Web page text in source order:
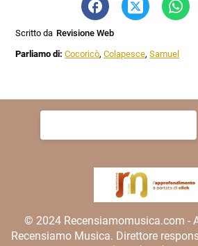
Scritto da Revisione Web
Parliamo di:Cocoricò,Colapesce,Samuel
© 2024 Recensiamomusica.com -
Recensiamo Musica. Direttore